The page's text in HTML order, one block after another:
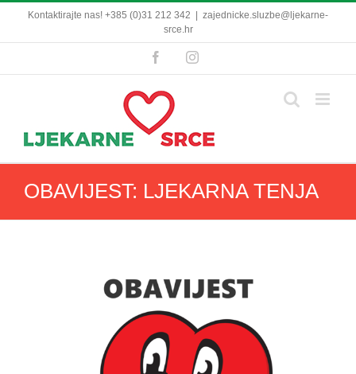
content
Kontaktirajte nas! +385 (0)31 212 342
zajednicke.sluzbe@ljekarne-
srce.hr
FacebookInstagram
OBAVIJEST: LJEKARNA TENJA